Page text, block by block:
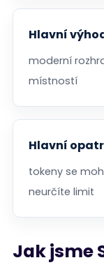
Hlavní
moderní
místností
Hlavní
tokeny se
neurčíte limit
Jak jsme